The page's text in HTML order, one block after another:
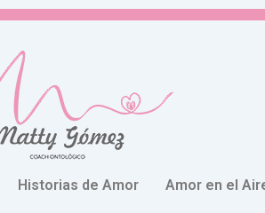
Historias de Amor Amor en el